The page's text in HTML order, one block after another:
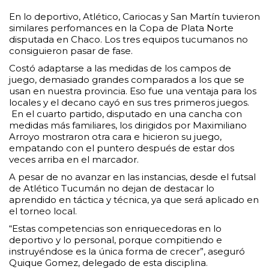
En lo deportivo, Atlético, Cariocas y San Martín tuvieron
similares perfomances en la Copa de Plata Norte
disputada en Chaco. Los tres equipos tucumanos no
consiguieron pasar de fase.
Costó adaptarse a las medidas de los campos de
juego, demasiado grandes comparados a los que se
usan en nuestra provincia. Eso fue una ventaja para los
locales y el decano cayó en sus tres primeros juegos.
En el cuarto partido, disputado en una cancha con
medidas más familiares, los dirigidos por Maximiliano
Arroyo mostraron otra cara e hicieron su juego,
empatando con el puntero después de estar dos
veces arriba en el marcador.
A pesar de no avanzar en las instancias, desde el futsal
de Atlético Tucumán no dejan de destacar lo
aprendido en táctica y técnica, ya que será aplicado en
el torneo local.
“Estas competencias son enriquecedoras en lo
deportivo y lo personal, porque compitiendo e
instruyéndose es la única forma de crecer”, aseguró
Quique Gomez, delegado de esta disciplina.